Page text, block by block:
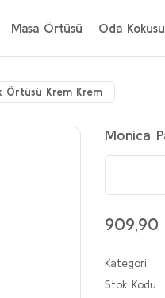
Masa Örtüsü Oda Kokusu
Örtüsü Krem Krem
Monica
909,90
Kategori
Stok Kodu